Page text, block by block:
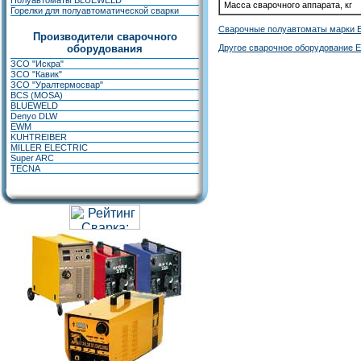
Горелки для полуавтоматической сварки
Производители сварочного
оборудования
ЗСО "Искра"
ЗСО "Кавик"
ЗСО "Уралтермосвар"
BCS (MOSA)
BLUEWELD
Denyo DLW
EWM
KUHTREIBER
MILLER ELECTRIC
Super ARC
TECNA
Масса сварочного аппарата, кг
Сварочные полуавтоматы марки
Другое сварочное оборудование